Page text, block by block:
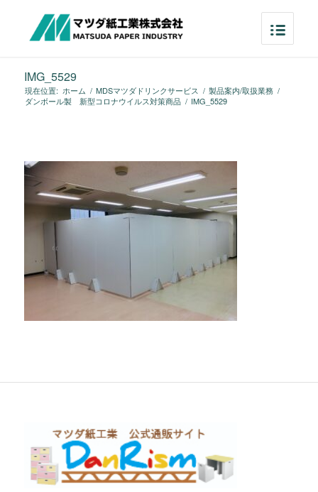
IMG_5529
現在位置: ホーム / MDSマツダドリンクサービス / 製品案内/取扱業務 /
ダンボール製 新型コロナウイルス対策商品 / IMG_5529